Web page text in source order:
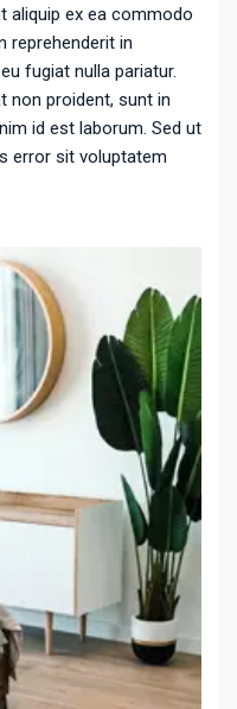
aliquip ex ea commodo
reprehenderit in
fugiat nulla pariatur.
non proident, sunt in
id est laborum. Sed ut
error sit voluptatem